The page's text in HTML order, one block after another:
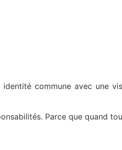
identité commune avec une
Parce que quand